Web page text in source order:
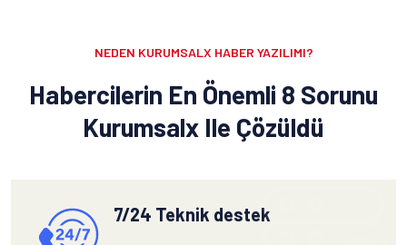
NEDEN KURUMSALX HABER YAZILIMI?
Habercilerin En Önemli 8 Sorunu
Kurumsalx Ile Çözüldü
7/24 Teknik destek